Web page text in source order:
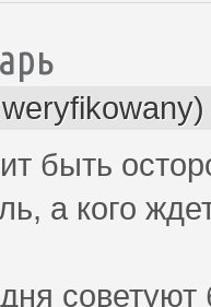
быть
а кого